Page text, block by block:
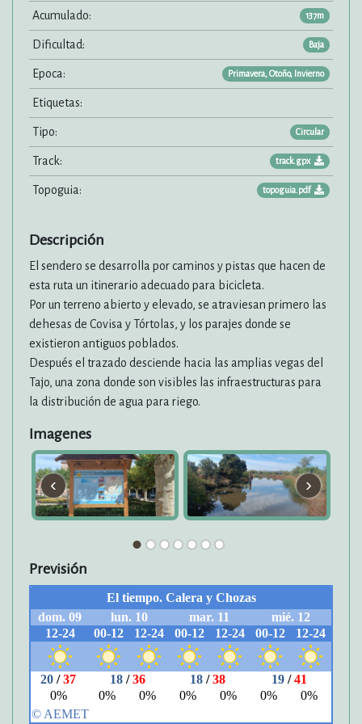
Acumulado: 137m
Dificultad: Baja
Epoca: Primavera, Otoño, Invierno
Etiquetas:
Tipo: Circular
Track: track.gpx
Topoguia: topoguia.pdf
Descripción
El sendero se desarrolla por caminos y pistas que hacen de
esta ruta un itinerario adecuado para bicicleta.
Por un terreno abierto y elevado, se atraviesan primero las
dehesas de Covisa y Tórtolas, y los parajes donde se
existieron antiguos poblados.
Después el trazado desciende hacia las amplias vegas del
Tajo, una zona donde son visibles las infraestructuras para
la distribución de agua para riego.
Imagenes
‹ ›
Previsión